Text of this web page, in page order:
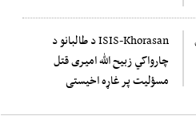
ISIS-Khorasan د طالبانو د
چارواکي زبیح الله امیری قتل
مسؤلیت پر غاړه اخیستی